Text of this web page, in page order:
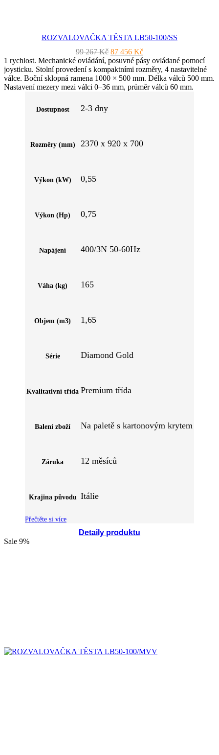
ROZVALOVAČKA TĚSTA LB50-100/SS
99 267Kč Původní
cena
byla:
99
267 Kč.
87 456 KčAktuální
cena
je:
87
456 Kč.
Detaily produktu
1 rychlost. Mechanické ovládání, posuvné pásy ovládané pomocí
joysticku. Stolní provedení s kompaktními rozměry, 4 nastavitelné
válce. Boční sklopná ramena 1000 × 500 mm. Délka válců 500 mm.
Nastavení mezery mezi válci 0–36 mm, průměr válců 60 mm.
× 1240 mm. Standardní výbava: sběrné nádoby pod pásy, 2 sběrné
koncovky a 2 válce.
Dostupnost 2-3 dny
Rozměry (mm) 2370 x 920 x 700
Výkon (kW) 0,55
Výkon (Hp) 0,75
Napájení 400/3N 50-60Hz
Váha (kg) 165
Objem (m3) 1,65
Série Diamond Gold
Kvalitativní třída Premium třída
Balení zboží Na paletě s kartonovým krytem
Záruka 12 měsíců
Krajina původu Itálie
Přečtěte si více
Sale 9%